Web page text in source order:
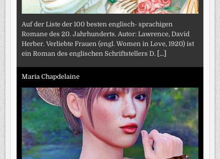
Auf der Liste der 100 besten englisch- sprachigen
Romane des 20. Jahrhunderts. Autor: Lawrence, David
Herber. Verliebte Frauen (engl. Women in Love, 1920) ist
ein Roman des englischen Schriftstellers D. [...]
Maria Chapdelaine